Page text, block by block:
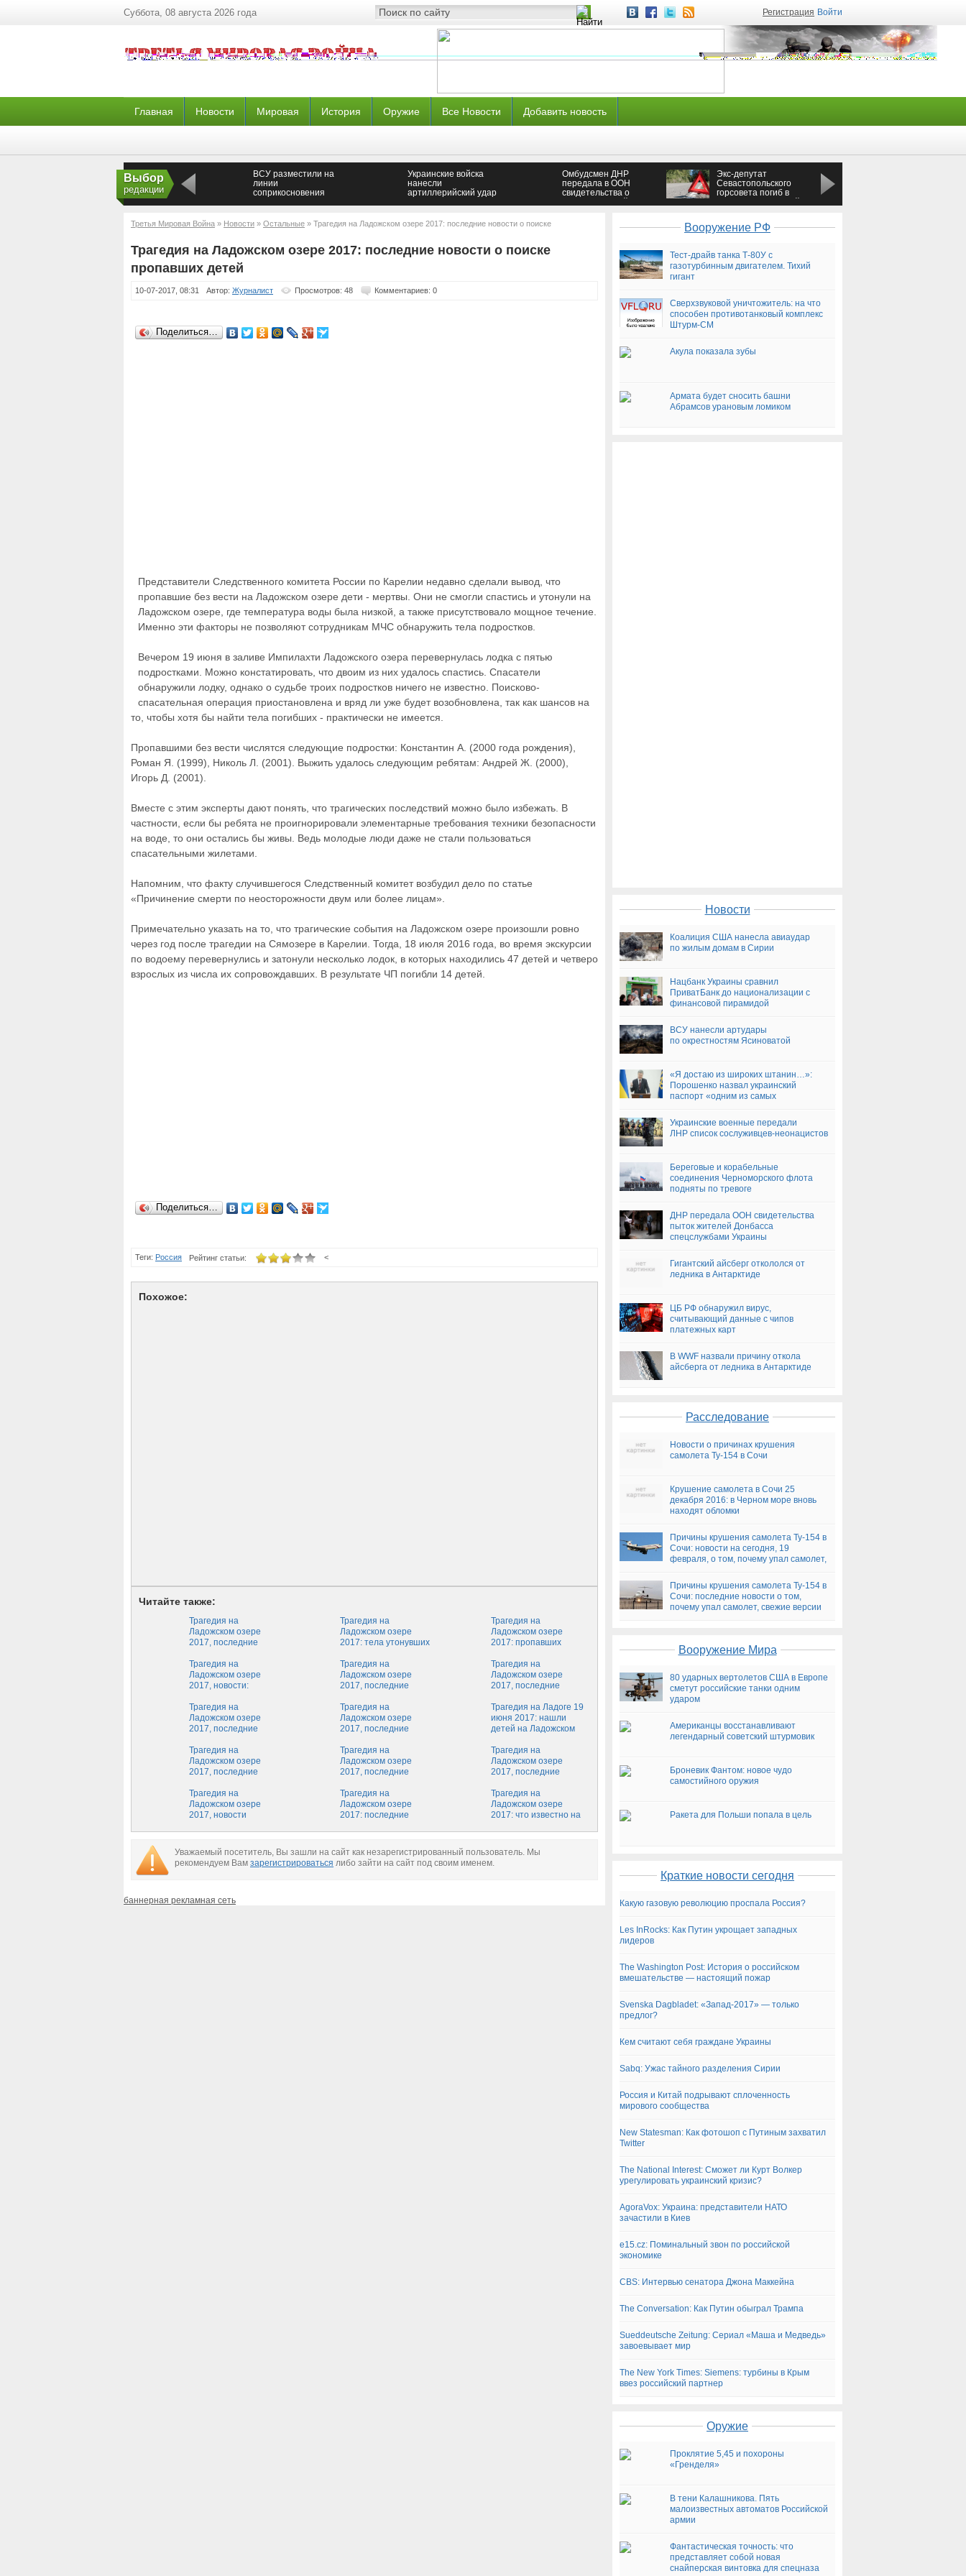
Суббота, 08 августа 2026 года Регистрация Войти
Главная Новости Мировая История Оружие Все Новости Добавить новость
Выбор
редакции
ВСУ разместили на
линии
соприкосновения
Украинские войска
нанесли
артиллерийский удар
Новороссия
Омбудсмен ДНР
передала в ООН
свидетельства о
— Новороссия
Экс-депутат
Севастопольского
горсовета погиб в
Третья Мировая Война » Новости » Остальные » Трагедия на Ладожском озере 2017: последние новости о поиске
пропавших детей
Трагедия на Ладожском озере 2017: последние новости о поиске
пропавших детей
10-07-2017, 08:31 Автор: Журналист Просмотров: 48 Комментариев: 0
Поделиться…
Представители Следственного комитета России по Карелии недавно сделали вывод, что
пропавшие без вести на Ладожском озере дети - мертвы. Они не смогли спастись и утонули на
Ладожском озере, где температура воды была низкой, а также присутствовало мощное течение.
Именно эти факторы не позволяют сотрудникам МЧС обнаружить тела подростков.
Вечером 19 июня в заливе Импилахти Ладожского озера перевернулась лодка с пятью
подростками. Можно констатировать, что двоим из них удалось спастись. Спасатели
обнаружили лодку, однако о судьбе троих подростков ничего не известно. Поисково-
спасательная операция приостановлена и вряд ли уже будет возобновлена, так как шансов на
то, чтобы хотя бы найти тела погибших - практически не имеется.
Пропавшими без вести числятся следующие подростки: Константин А. (2000 года рождения),
Роман Я. (1999), Николь Л. (2001). Выжить удалось следующим ребятам: Андрей Ж. (2000),
Игорь Д. (2001).
Вместе с этим эксперты дают понять, что трагических последствий можно было избежать. В
частности, если бы ребята не проигнорировали элементарные требования техники безопасности
на воде, то они остались бы живы. Ведь молодые люди даже не стали пользоваться
спасательными жилетами.
Напомним, что факту случившегося Следственный комитет возбудил дело по статье
«Причинение смерти по неосторожности двум или более лицам».
Примечательно указать на то, что трагические события на Ладожском озере произошли ровно
через год после трагедии на Сямозере в Карелии. Тогда, 18 июля 2016 года, во время экскурсии
по водоему перевернулись и затонули несколько лодок, в которых находились 47 детей и четверо
взрослых из числа их сопровождавших. В результате ЧП погибли 14 детей.
Поделиться…
Теги: Россия <
Рейтинг статьи:
Похожое:
Читайте также:
Трагедия на
Ладожском озере
2017, последние
детей объявили
мертвыми
Трагедия на
Ладожском озере
2017: тела утонувших
Трагедия на
Ладожском озере
2017: пропавших
утонувшими
Трагедия на
Ладожском озере
2017, новости:
подростков объявили
погибшими
Трагедия на
Ладожском озере
2017, последние
пропавших
подростков
Трагедия на
Ладожском озере
2017, последние
найти пропавших
подростков никак не
удается
Трагедия на
Ладожском озере
2017, последние
детей не могут найти
Трагедия на
Ладожском озере
2017, последние
или нет
Трагедия на Ладоге 19
июня 2017: нашли
детей на Ладожском
последние новости
Трагедия на
Ладожском озере
2017, последние
продвигаются поиски
Трагедия на
Ладожском озере
2017, последние
поиски подростков
Трагедия на
Ладожском озере
2017, последние
подростков
продолжаются
Трагедия на
Ладожском озере
2017, новости
подростках
Трагедия на
Ладожском озере
2017: последние
Трагедия на
Ладожском озере
2017: что известно на
Уважаемый посетитель, Вы зашли на сайт как незарегистрированный пользователь. Мы
рекомендуем Вам зарегистрироваться либо зайти на сайт под своим именем.
баннерная рекламная сеть
Вооружение РФ
Тест-драйв танка Т-80У с
газотурбинным двигателем. Тихий
гигант
Сверхзвуковой уничтожитель: на что
способен противотанковый комплекс
Штурм-СМ
Акула показала зубы
Армата будет сносить башни
Абрамсов урановым ломиком
Новости
Коалиция США нанесла авиаудар
по жилым домам в Сирии
Нацбанк Украины сравнил
ПриватБанк до национализации с
финансовой пирамидой
ВСУ нанесли артудары
по окрестностям Ясиноватой
«Я достаю из широких штанин…»:
Порошенко назвал украинский
паспорт «одним из самых
Украинские военные передали
ЛНР список сослуживцев-неонацистов
Береговые и корабельные
соединения Черноморского флота
подняты по тревоге
ДНР передала ООН свидетельства
пыток жителей Донбасса
спецслужбами Украины
Гигантский айсберг откололся от
ледника в Антарктиде
ЦБ РФ обнаружил вирус,
считывающий данные с чипов
платежных карт
В WWF назвали причину откола
айсберга от ледника в Антарктиде
Расследование
Новости о причинах крушения
самолета Ту-154 в Сочи
Крушение самолета в Сочи 25
декабря 2016: в Черном море вновь
находят обломки
Причины крушения самолета Ту-154 в
Сочи: новости на сегодня, 19
февраля, о том, почему упал самолет,
Причины крушения самолета Ту-154 в
Сочи: последние новости о том,
почему упал самолет, свежие версии
Вооружение Мира
80 ударных вертолетов США в Европе
сметут российские танки одним
ударом
Американцы восстанавливают
легендарный советский штурмовик
Броневик Фантом: новое чудо
самостийного оружия
Ракета для Польши попала в цель
Краткие новости сегодня
Какую газовую революцию проспала Россия?
Les InRocks: Как Путин укрощает западных
лидеров
The Washington Post: История о российском
вмешательстве — настоящий пожар
Svenska Dagbladet: «Запад-2017» — только
предлог?
Кем считают себя граждане Украины
Sabq: Ужас тайного разделения Сирии
Россия и Китай подрывают сплоченность
мирового сообщества
New Statesman: Как фотошоп с Путиным захватил
Twitter
The National Interest: Сможет ли Курт Волкер
урегулировать украинский кризис?
AgoraVox: Украина: представители НАТО
зачастили в Киев
e15.cz: Поминальный звон по российской
экономике
CBS: Интервью сенатора Джона Маккейна
The Conversation: Как Путин обыграл Трампа
Sueddeutsche Zeitung: Сериал «Маша и Медведь»
завоевывает мир
The New York Times: Siemens: турбины в Крым
ввез российский партнер
Оружие
Проклятие 5,45 и похороны
«Гренделя»
В тени Калашникова. Пять
малоизвестных автоматов Российской
армии
Фантастическая точность: что
представляет собой новая
снайперская винтовка для спецназа